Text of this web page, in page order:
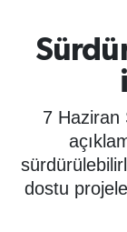
7 Haziran
dostu
YAŞAM
BİLİM -